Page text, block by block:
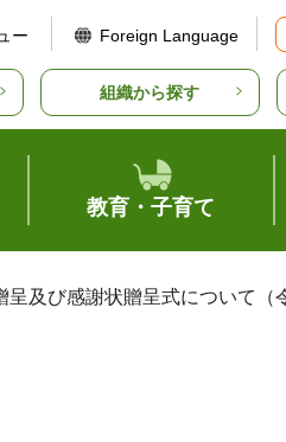
ー Foreign Language
組織から探す
教育・子育て
及び感謝状贈呈式について（